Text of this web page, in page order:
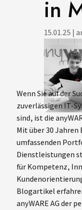
in
15.01.25 |
Wenn Sie auf der
zuverlässigen IT-
sind, ist die
Mit über 30 Jahren
umfassenden
Dienstleistungen
für Kompetenz,
Blogartikel
anyWARE AG der